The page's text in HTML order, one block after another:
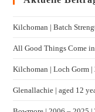
Kilchoman | Batch
All Good Things Come
Kilchoman | Loch Gorm​
Glenallachie | aged 12